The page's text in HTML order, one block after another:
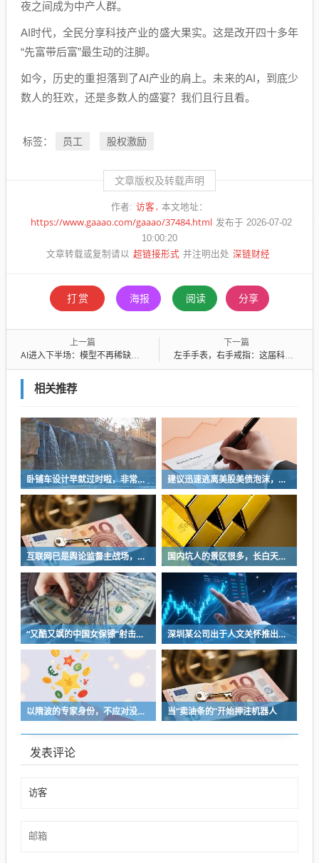
夜之间成为中产人群。
AI时代，全民分享科技产业的盛大果实。这是改开四十多年
“先富带后富”最生动的注脚。
如今，历史的重担落到了AI产业的肩上。未来的AI，到底少
数人的狂欢，还是多数人的盛宴？我们且行且看。
标签： 员工 股权激励
文章版权及转载声明
作者: 访客 本文地址：
https://www.gaaao.com/gaaao/37484.html 发布于 2026-07-02
10:00:20
文章转载或复制请以 超链接形式 并注明出处 深链财经
打赏 海报 阅读 分享
上一篇
AI进入下半场：模型不再稀缺，真正稀缺的是算力、场景和信任
下一篇
左手手表，右手戒指：这届科技中产的钱，到底该花在哪只手上？
相关推荐
卧铺车设计早就过时啦，非常不具备人性化 建议迅速逃离美股美债泡沫，AI正加速而非延缓其泡沫破裂
互联网已是舆论监督主战场，让我们用这五点珍惜它 国内坑人的景区很多，长白天池只是其中被坑印象最深的那一个
“又酷又飒的中国女保镖”射击夺冠 深圳某公司出于人文关怀推出内部托管，结果无孩单身员工举报了，核心理由有两个
以隋波的专家身份，不应对没统一标准的口味指手画脚，依仗专家身份欺负一线厨师 当“卖油条的”开始押注机器人
发表评论